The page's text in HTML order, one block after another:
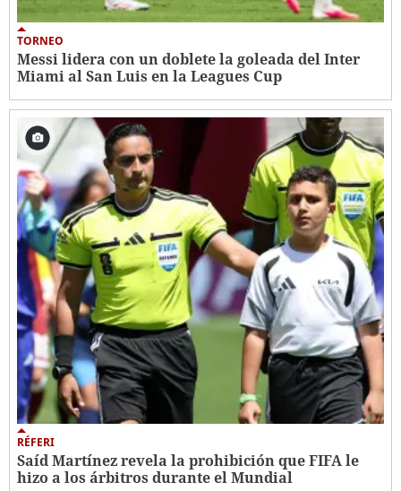
TORNEO
Messi lidera con un doblete la goleada del Inter
Miami al San Luis en la Leagues Cup
RÉFERI
Saíd Martínez revela la prohibición que FIFA le
hizo a los árbitros durante el Mundial